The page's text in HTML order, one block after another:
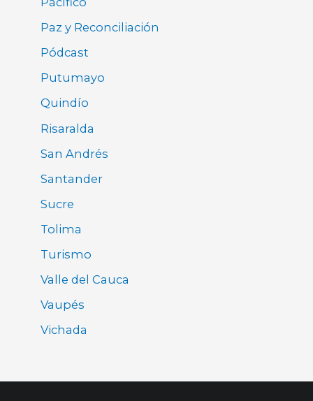
Paz y Reconciliación
Pódcast
Putumayo
Quindío
Risaralda
San Andrés
Santander
Sucre
Tolima
Turismo
Valle del Cauca
Vaupés
Vichada